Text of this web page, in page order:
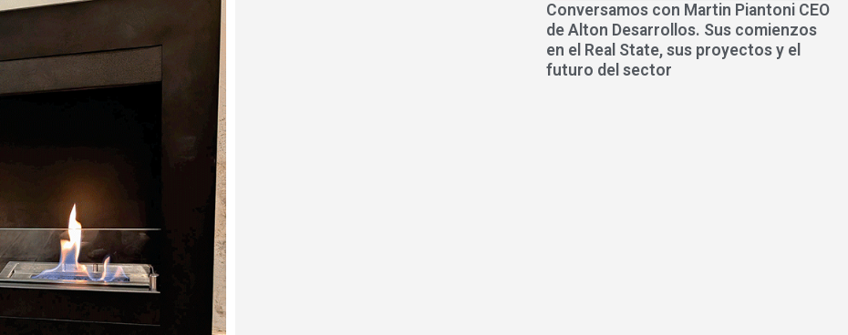
Conversamos con Martin Piantoni CEO
de Alton Desarrollos. Sus comienzos
en el Real State, sus proyectos y el
futuro del sector